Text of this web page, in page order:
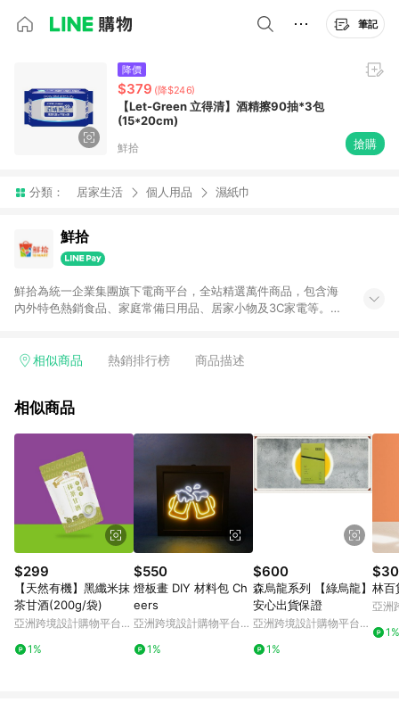
筆記
降價
$379 (降$246)
【Let-Green 立得清】酒精擦90抽*3包
(15*20cm)
鮮拾 搶購
分類： 居家生活 個人用品 濕紙巾
鮮拾
鮮拾為統一企業集團旗下電商平台，全站精選萬件商品，包含海
內外特色熱銷食品、家庭常備日用品、居家小物及3C家電等。全
有好康。LINE好友招募中搜尋@10mart。 ＊特定 iPhone17 將不
相似商品 熱銷排行榜 商品描述
相似商品
$299
【天然有機】黑纖米抹
茶甘酒(200g/袋)
亞洲跨境設計購物平台
1%
$550
燈板畫 DIY 材料包 Ch
eers
亞洲跨境設計購物平台
1%
$600
森烏龍系列 【綠烏龍】
安心出貨保證
亞洲跨境設計購物平台
1%
$30
林百
亞洲
1%